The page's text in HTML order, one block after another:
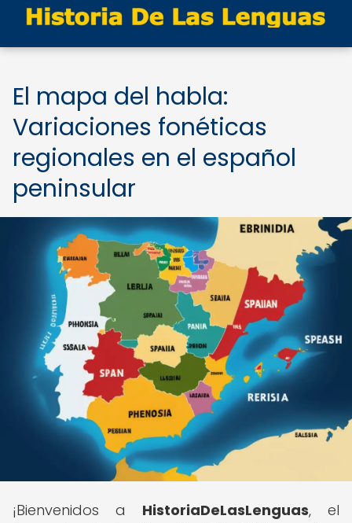
El mapa del habla:
Variaciones fonéticas
regionales en el español
peninsular
¡Bienvenidos a HistoriaDeLasLenguas, el